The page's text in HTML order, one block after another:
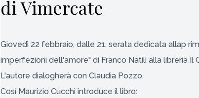
di Vimercate
Giovedì 22 febbraio, dalle 21, serata dedicata allap
imperfezioni dell'amore" di Franco Natili alla libreria Il
L'autore dialogherà con Claudia Pozzo.
Così Maurizio Cucchi introduce il libro: